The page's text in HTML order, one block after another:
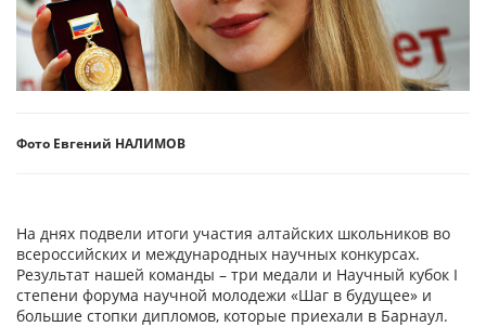
Фото Евгений НАЛИМОВ
На днях подвели итоги участия алтайских школьников во
всероссийских и международных научных конкурсах.
Результат нашей команды – три медали и Научный кубок I
степени форума научной молодежи «Шаг в будущее» и
большие стопки дипломов, которые приехали в Барнаул.